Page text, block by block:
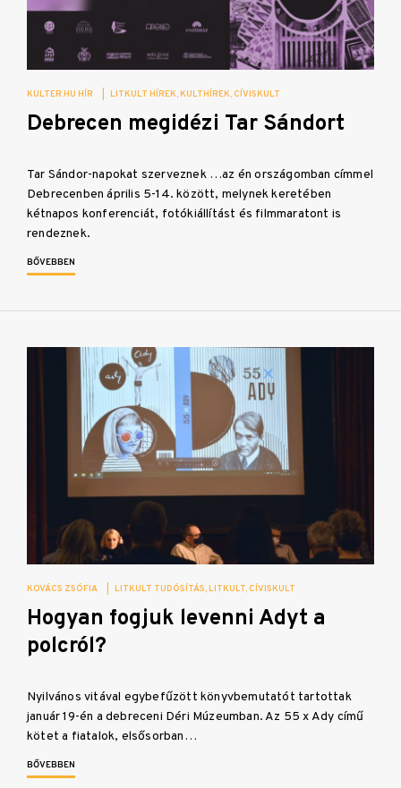
KULTER.HU HÍR LITKULT HÍREK KULTHÍREK CÍVISKULT
Debrecen megidézi Tar Sándort
Tar Sándor-napokat szerveznek …az én országomban címmel
Debrecenben április 5-14. között, melynek keretében
kétnapos konferenciát, fotókiállítást és filmmaratont is
rendeznek.
BŐVEBBEN
KOVÁCS ZSÓFIA LITKULT TUDÓSÍTÁS LITKULT CÍVISKULT
Hogyan fogjuk levenni Adyt a
polcról?
Nyilvános vitával egybefűzött könyvbemutatót tartottak
január 19-én a debreceni Déri Múzeumban. Az 55 x Ady című
kötet a fiatalok, elsősorban…
BŐVEBBEN